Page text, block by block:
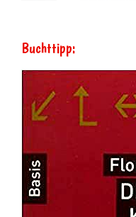
Buchttipp: